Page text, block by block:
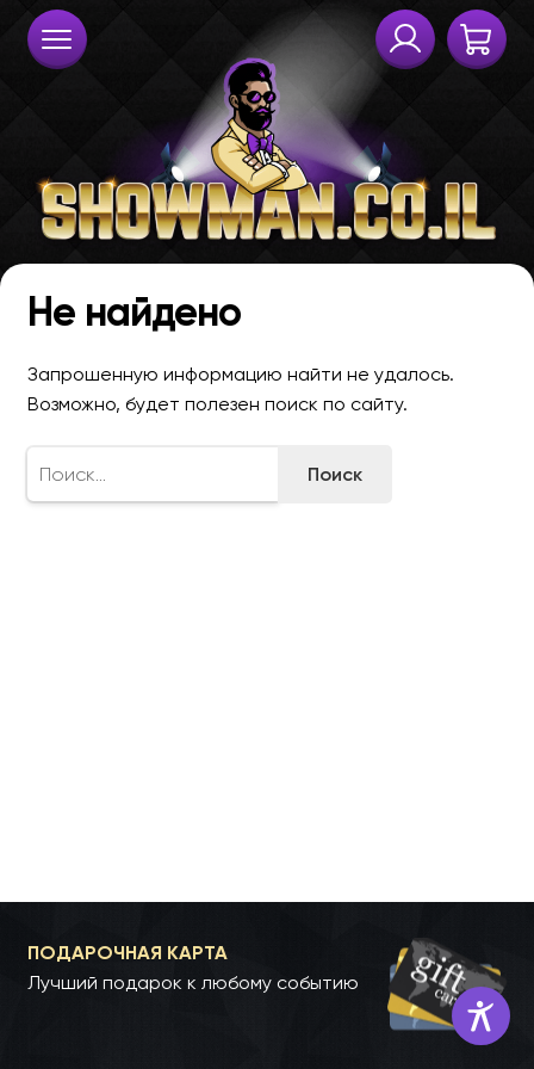
Не найдено
Запрошенную информацию найти не удалось.
Возможно, будет полезен поиск по сайту.
ПОДАРОЧНАЯ КАРТА
Лучший подарок к любому событию